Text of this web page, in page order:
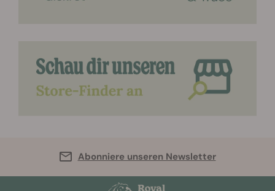
Abonniere unseren Newsletter